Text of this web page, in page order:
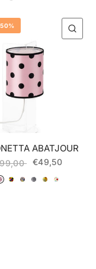
ABATJOUR
€49,50
Pois Nero037 Arlecchino
038 Fumetti
039 Rombi Bianco/Nero
040 Giallo Fiori041 Bianco Pois